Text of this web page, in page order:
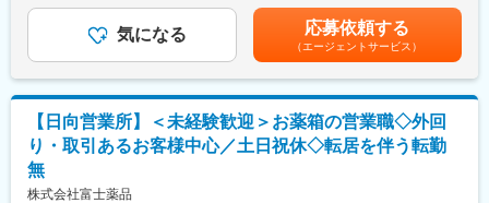
・日本においても業界トップシェアを誇り、常時100以上のPJが
稼働しています
へ訪問をします。
・健康相談、新商品・サービスのご提案 など
※一部、新たに配置薬を置いていただくお客様への訪問がありま
└配置薬は無料でおけるので、お客様も抵抗なく置いてくれる製
年収は当社規定に基づき、年齢や経験に応じて決定します。・昇
給：年1回（4月）＜モデル給与＞※入社3年目平均基本給＋各種手
当＋業績連動給→総支給月額344,141円※業績連動給：月の予算達
成や売り上げに対して支払われます賃金はあくまでも目安の金額
であり、選考を通じて上下する可能性があります。月給(月額)は固
定手当を含めた表記です。
気になる 応募依頼する
（エージェントサービス）
【日向営業所】＜未経験歓迎＞お薬箱の営業職◇外回
り・取引あるお客様中心／土日祝休◇転居を伴う転勤
無
株式会社富士薬品